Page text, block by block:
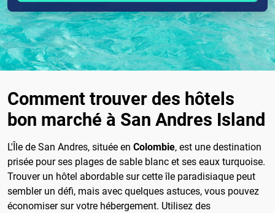
Comment trouver des hôtels
bon marché à San Andres Island
L'Île de San Andres, située en Colombie, est une destination
prisée pour ses plages de sable blanc et ses eaux turquoise.
Trouver un hôtel abordable sur cette île paradisiaque peut
sembler un défi, mais avec quelques astuces, vous pouvez
économiser sur votre hébergement. Utilisez des